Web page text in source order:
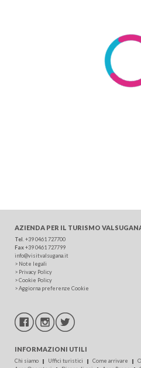
AZIENDA PER IL TURISMO
Tel +39 0461 727700
Fax+39 0461 727799
info@visitvalsugana.it
> Note legali
> Privacy Policy
>Cookie Policy
>Aggiorna preferenze Cookie
INFORMAZIONI UTILI
Chi siamo Uffici turistici Come arrivare